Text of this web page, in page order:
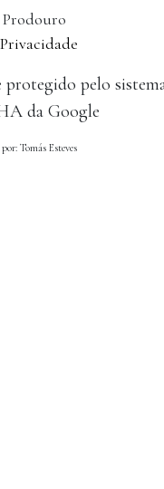
Prodouro
protegido pelo
da Google
Tomás Esteves